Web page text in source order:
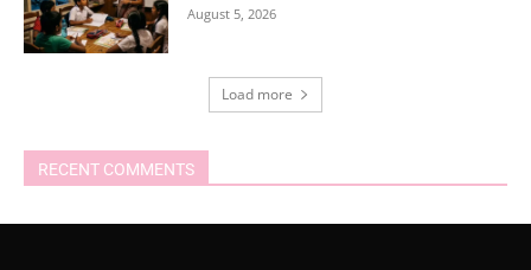
August 5, 2026
Load more
RECENT COMMENTS